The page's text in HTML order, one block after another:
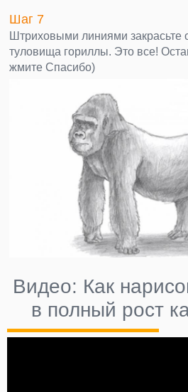
Шаг 7
Штриховыми линиями закрасьте
туловища гориллы. Это все!
жмите Спасибо)
Видео: Как
в полный рост